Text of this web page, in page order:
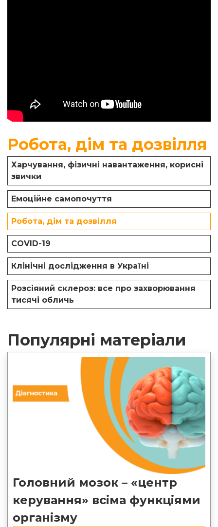
Робота, дім та дозвілля
Харчування, фізичні навантаження, корисні
звички
Емоційне самопочуття
Робота, дім та дозвілля
COVID-19
Клінічні дослідження в Україні
Розсіяний склероз: все про захворювання
тисячі обличь
Популярні матеріали
Головний мозок – «центр
керування» всіма функціями
організму